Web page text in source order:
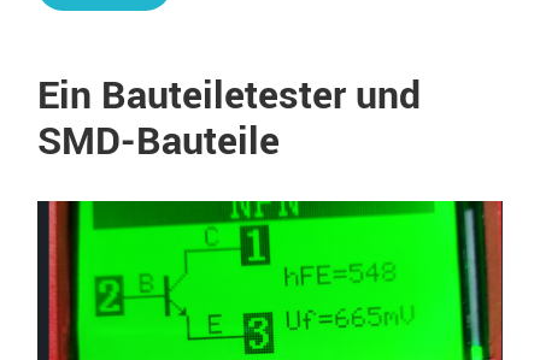
Ein Bauteiletester und
SMD-Bauteile